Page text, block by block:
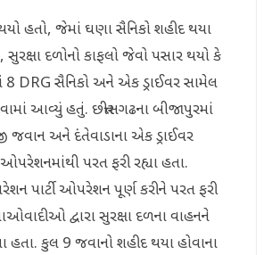
હતો, જેમાં ઘણા સૈનિકો શહીદ થયા
દળોનો કાફલો જેવો પસાર થયો કે
DRG સૈનિકો અને એક ડ્રાઈવર સામેલ
આવ્યું હતું. છત્તીસગઢના બીજાપુરમાં
અને દંતેવાડાના એક ડ્રાઈવર
પરત ફરી રહ્યા હતા.
પાર્ટી ઓપરેશન પૂર્ણ કરીને પરત ફરી
દ્વારા સુરક્ષા દળના વાહનને
કુલ 9 જવાનો શહીદ થયા હોવાના